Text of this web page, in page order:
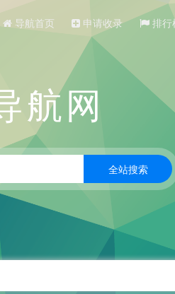
导航首页 申请收录 排行
航网